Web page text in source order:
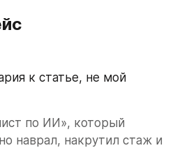
к статье, не мой
по ИИ», который
наврал, накрутил стаж и